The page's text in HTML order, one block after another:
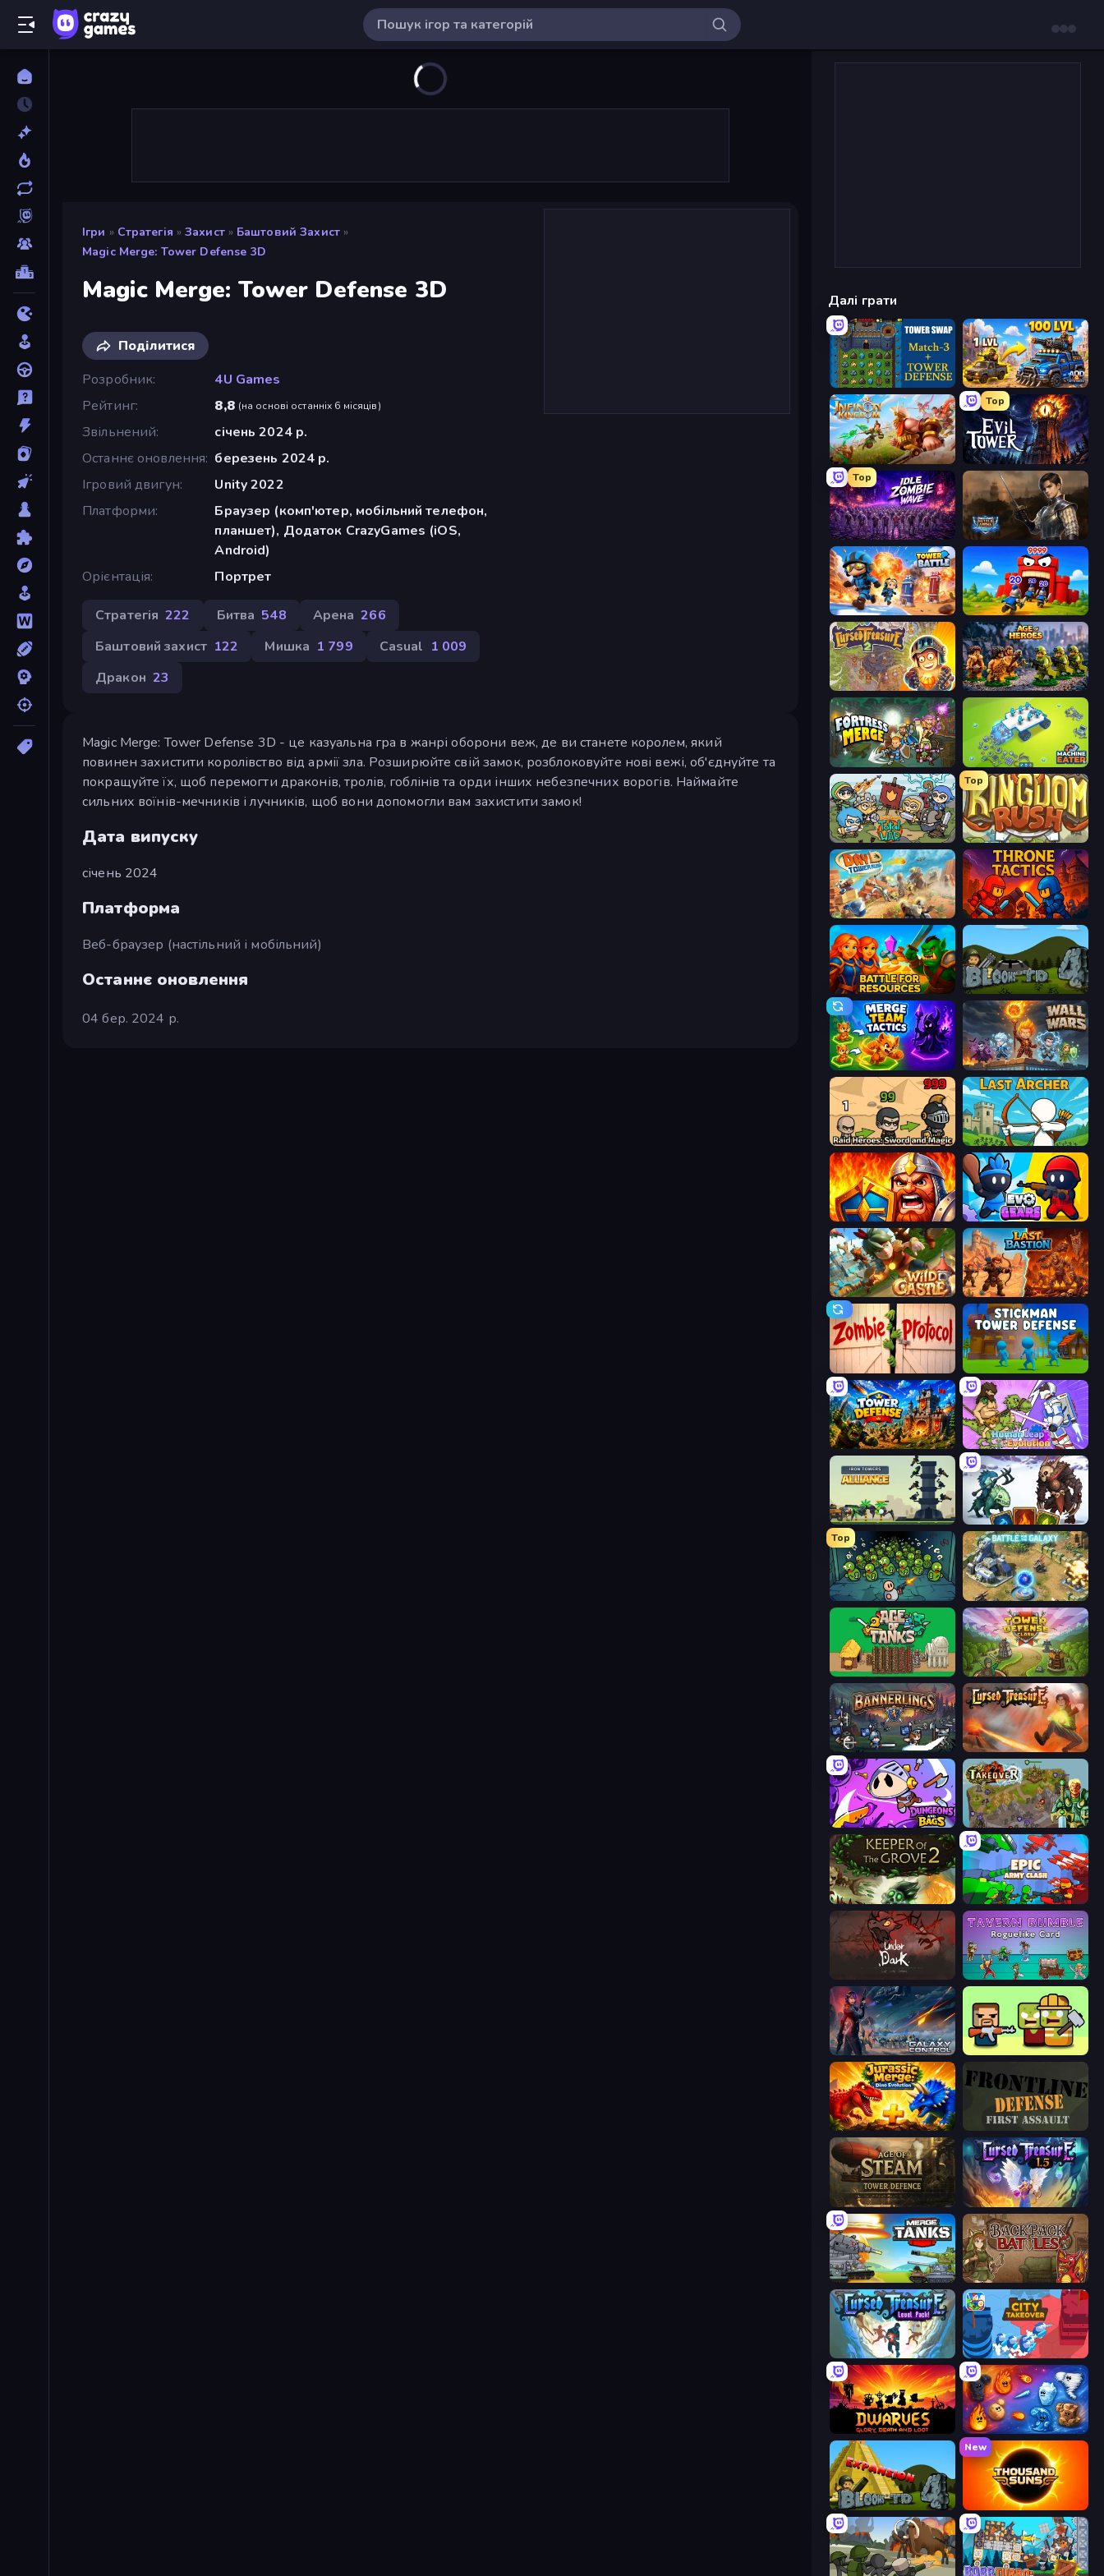
Ігри » Стратегія » Захист » Баштовий Захист »
Magic Merge: Tower Defense 3D
Magic Merge: Tower Defense 3D
Поділитися
Розробник
4U Games
Рейтинг
8,8 (на основі останніх 6 місяців)
Звільнений
січень 2024 р.
Останнє оновлення березень 2024 р.
Ігровий двигун
Unity 2022
Платформи
Браузер (комп'ютер, мобільний телефон,
планшет), Додаток CrazyGames (iOS,
Android)
Орієнтація
Портрет
Стратегія 222 Битва 548 Арена 266
Баштовий захист 122 Мишка 1 799 Casual 1 009
Дракон 23
Magic Merge: Tower Defense 3D - це казуальна гра в жанрі оборони веж, де ви станете королем, який
повинен захистити королівство від армії зла. Розширюйте свій замок, розблоковуйте нові вежі, об'єднуйте та
покращуйте їх, щоб перемогти драконів, тролів, гоблінів та орди інших небезпечних ворогів. Наймайте
сильних воїнів-мечників і лучників, щоб вони допомогли вам захистити замок!
Дата випуску
січень 2024
Платформа
Веб-браузер (настільний і мобільний)
Останнє оновлення
04 бер. 2024 р.
Далі грати
Tower Swap AOD - Art Of Defense
Infinity Kingdom
Top
Evil Tower
Top
Idle Zombie Wave: Survivors Battle Arena
Tower Battle TimeWarriors
Cursed Treasure 2 Age of Heroes
Fortress Merge Machine Eater
Raid Heroes: Total War
Top
Kingdom Rush
Day D Tower Rush Throne Tactics
Battle for Resources Bloons Tower Defense 4
Merge Team Tactics Wall Wars
Raid Heroes: Sword and Magic Last Archer
WarLink: Crown & Clash Evo Gears
Wild Castle TD: Grow Empire Last Bastion
Zombie Protocol
Tower Defense Human Leap: Evolution
Iron Towers Alliance Dark Stones: Card Battle RPG
Top
Base Defence Battle for the Galaxy
Age of Tanks Warriors: TD War Tower Defense Clash
Bannerlings Cursed Treasure
Dungeons and Bags Takeover
Keeper of the Grove 2 Epic Army Clash
UnderDark: Defense Tavern Rumble: Roguelike Card
Galaxy Control: 3D Strategy Zombie Horde: Build & Survive
Jurassic Merge: Dino Evolution Frontline Defense
Age of Steam Tower Defence Cursed Treasure 1.5
Merge Master Tanks: Tank Wars Backpack Battles
Cursed Treasure Level Pack City Takeover
Elemental Merge
Bloons Tower Defense 4 Expansion
New
Thousand Suns